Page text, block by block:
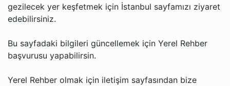
gezilecek yer keşfetmek için İstanbul sayfamızı ziyaret
edebilirsiniz.
Bu sayfadaki bilgileri güncellemek için Yerel Rehber
başvurusu yapabilirsin.
Yerel Rehber olmak için iletişim sayfasından bize